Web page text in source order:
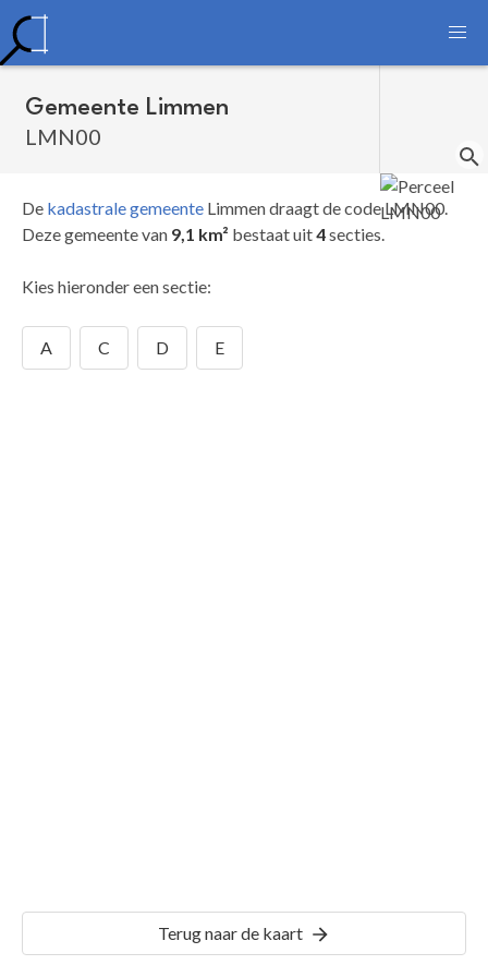
Gemeente Limmen
LMN00
De kadastrale gemeente Limmen draagt de code LMN00.
Deze gemeente van 9,1 km² bestaat uit4secties.
Kies hieronder een sectie:
A C D E
Terug naar de kaart
LMN00